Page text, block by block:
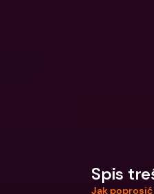
Spis
Jak